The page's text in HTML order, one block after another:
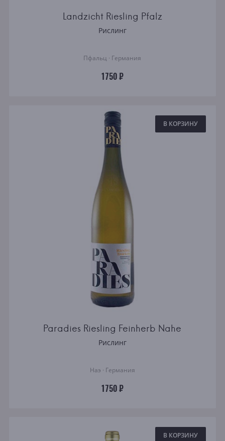
Landzicht Riesling Pfalz
Рислинг
Пфальц · Германия
1750 ₽
В КОРЗИНУ
Paradies Riesling Feinherb Nahe
Рислинг
Наэ · Германия
1750 ₽
В КОРЗИНУ